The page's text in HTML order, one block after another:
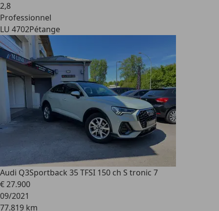
2,8
Professionnel
LU 4702Pétange
Audi Q3Sportback 35 TFSI 150 ch S tronic 7
€ 27.900
09/2021
77.819 km